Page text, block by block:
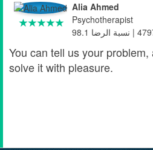
Alia Ahmed
Psychotherapist
You can tell us your
solve it with pleasure.